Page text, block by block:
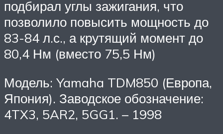
подбирал углы зажигания, что
позволило повысить мощность до
83-84 л.с., а крутящий момент до
80,4 Нм (вместо 75,5 Нм)
Модель: Yamaha TDM850 (Европа,
Япония). Заводское обозначение:
4TX3, 5AR2, 5GG1. – 1998